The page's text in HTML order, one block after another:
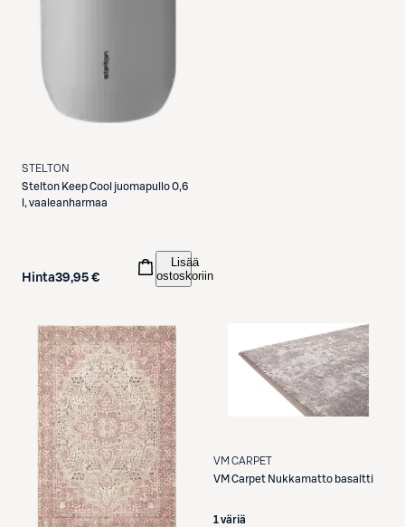
STELTON
Stelton Keep Cool juomapullo 0,6
l, vaaleanharmaa
Hinta39,95 €
Lisää
ostoskoriin
VM CARPET
VM Carpet Nukkamatto basaltti
1 väriä